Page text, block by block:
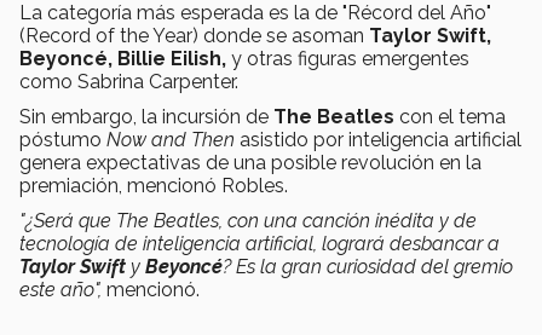
La categoría más esperada es la de "Récord del Año"
(Record of the Year) donde se asoman Taylor Swift,
Beyoncé, Billie Eilish, y otras figuras emergentes
como Sabrina Carpenter.
Sin embargo, la incursión de The Beatles con el tema
póstumo Now and Then asistido por inteligencia artificial
genera expectativas de una posible revolución en la
premiación, mencionó Robles.
"¿Será que The Beatles, con una canción inédita y de
tecnología de inteligencia artificial, logrará desbancar a
Taylor Swift y Beyoncé? Es la gran curiosidad del gremio
este año", mencionó.